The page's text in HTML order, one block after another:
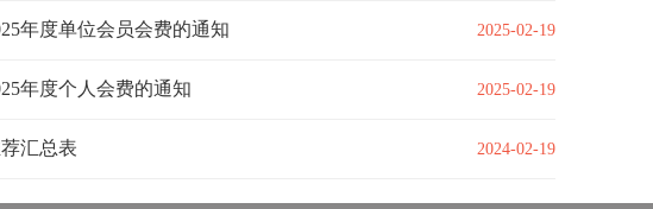
年度单位会员会费的通知 2025-02-19
年度个人会费的通知 2025-02-19
汇总表 2024-02-19